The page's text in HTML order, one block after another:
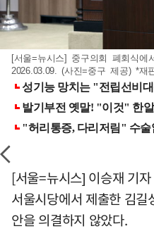
[서울=뉴시스] 중구의회 폐회식
2026.03.09. (사진=중구 제공) *재
[서울=뉴시스] 이승재 기
서울시당에서 제출한 김
안을 의결하지 않았다.